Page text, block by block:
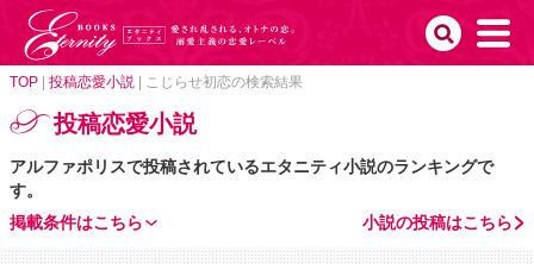
TOP 投稿恋愛小説 こじらせ初恋の検索結果
投稿恋愛小説
アルファポリスで投稿されているエタニティ小説のランキングで
す。
小説の投稿はこちら
掲載条件はこちら